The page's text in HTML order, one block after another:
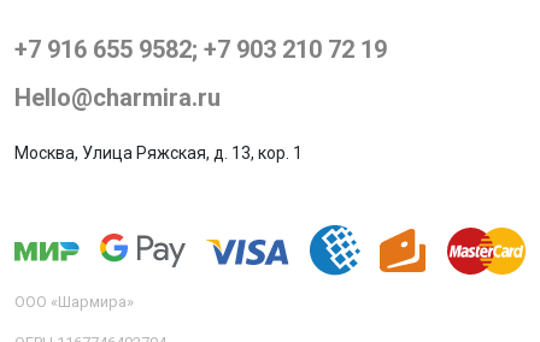
+7 916 655 9582; +7 903 210 72 19
Hello@charmira.ru
Москва, Улица Ряжская, д. 13, кор. 1
ООО «Шармира»